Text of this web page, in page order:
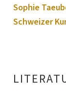
Sophie
Schweizer